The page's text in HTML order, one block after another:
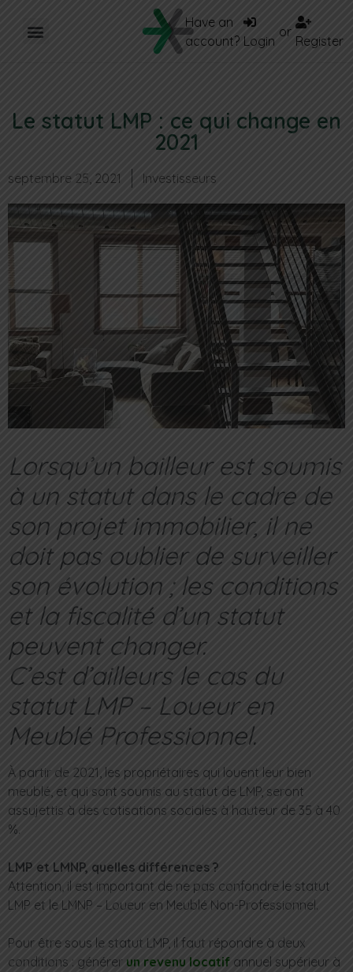
Have an
account? Login
or
Register
Le statut LMP : ce qui change en
2021
septembre 25, 2021 Investisseurs
Lorsqu’un bailleur est soumis
à un statut dans le cadre de
son projet immobilier, il ne
doit pas oublier de surveiller
son évolution ; les conditions
et la fiscalité d’un statut
peuvent changer.
C’est d’ailleurs le cas du
statut LMP – Loueur en
Meublé Professionnel.
À partir de 2021, les propriétaires qui louent leur bien
meublé, et qui sont soumis au statut de LMP, seront
assujettis à des cotisations sociales à hauteur de 35 à 40
%.
LMP et LMNP, quelles différences ?
Attention, il est important de ne pas confondre le statut
LMP et le LMNP – Loueur en Meublé Non-Professionnel.
Pour être sous le statut LMP, il faut répondre à deux
conditions : générer un revenu locatif annuel supérieur à